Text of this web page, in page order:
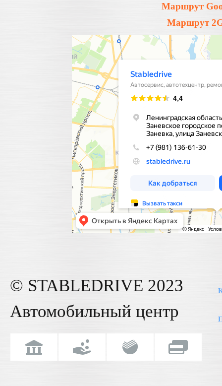
Маршрут
Маршрут
© STABLEDRIVE 2023
Автомобильный центр